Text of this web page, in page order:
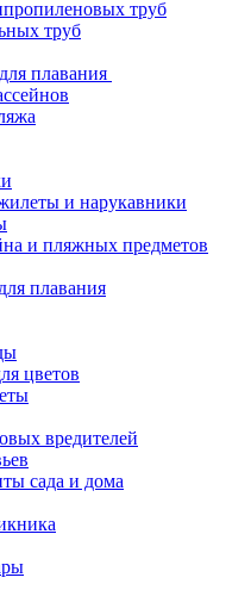
труб
труб
плавания
и нарукавники
и пляжных предметов
плавания
цветов
вредителей
сада и дома